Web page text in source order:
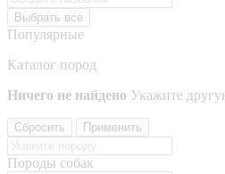
Выбрать все
Популярные
Каталог пород
Ничего не найдено Укажите
Сбросить Применить
Породы собак